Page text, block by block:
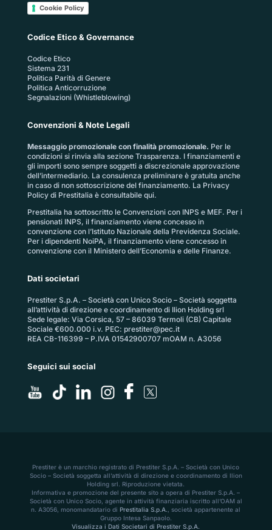
Cookie Policy
Codice Etico & Governance
Codice Etico
Sistema 231
Politica Parità di Genere
Politica Anticorruzione
Segnalazioni (Whistleblowing)
Convenzioni & Note Legali
Messaggio promozionale con finalità promozionale. Per le
condizioni si rinvia alla sezione Trasparenza. I finanziamenti e
gli importi sono sempre soggetti a discrezionale approvazione
dell’intermediario. La consulenza preliminare è gratuita anche
in caso di non sottoscrizione del finanziamento. La Privacy
Policy di Prestitalia è consultabile qui.
Prestitalia ha sottoscritto le Convenzioni con INPS e MEF. Per i
pensionati INPS, il finanziamento viene concesso in
convenzione con l’Istituto Nazionale della Previdenza Sociale.
Per i dipendenti NoiPA, il finanziamento viene concesso in
convenzione con il Ministero dell’Economia e delle Finanze.
Dati societari
Prestiter S.p.A. – Società con Unico Socio – Società soggetta
all’attività di direzione e coordinamento di Ilion Holding srl
Sede legale: Via Corsica, 57 – 86039 Termoli (CB) Capitale
Sociale €600.000 i.v. PEC: prestiter@pec.it
REA CB-116399 – P.IVA 01542900707 mOAM n. A3056
Seguici sui social
Prestiter è un marchio registrato di Prestiter S.p.A. – Società con Unico
Socio – Società soggetta all’attività di direzione e coordinamento di Ilion
Holding srl. Riproduzione vietata.
Informativa e promozione del presente sito a opera di Prestiter S.p.A. –
Società con Unico Socio, agente in attività finanziaria iscritto all’OAM al
n. A3056, monomandatario di Prestitalia S.p.A., società appartenente al
Gruppo Intesa Sanpaolo.
Visualizza i Dati Societari di Prestiter S.p.A.